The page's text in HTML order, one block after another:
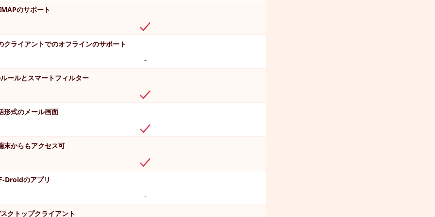
のサポート
クライアントでのオフラインのサポート
-
ールとスマートフィルター
形式のメール画面
末からもアクセス可
Droidのアプリ
-
クトップクライアント